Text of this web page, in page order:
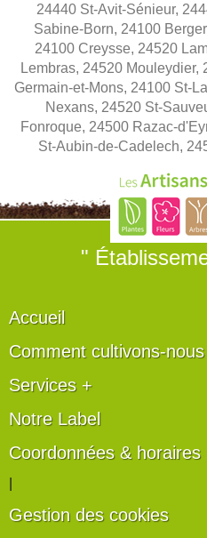
24440 St-Avit-Sénieur,
Sabine-Born, 24100
24100 Creysse, 24520
Lembras, 24520 Mouleydier,
Germain-et-Mons, 24100 St-
Nexans, 24520 St-
Fonroque, 24500 Razac-
St-Aubin-de-Cadelech,
"
Accueil
Comment cultivons-nous
Services +
Notre Label
Coordonnées & horaires
Gestion des cookies